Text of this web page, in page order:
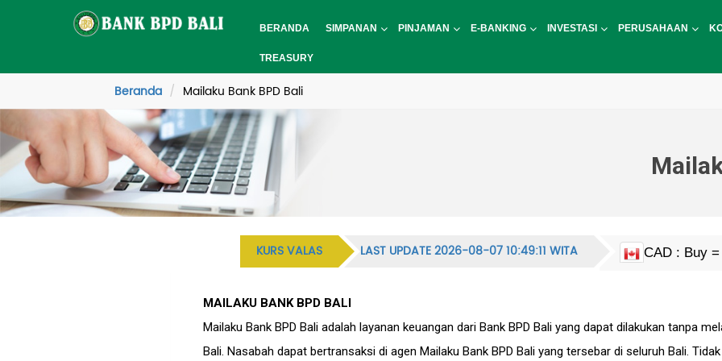
BERANDA SIMPANAN PINJAMAN E-BANKING INVESTASI PERUSAHAAN
TREASURY
Beranda Mailaku Bank BPD Bali
KURS VALAS LAST UPDATE 2026-08-07 10:49:11 WITA
CAD : Buy
MAILAKU BANK BPD BALI
Mailaku Bank BPD Bali adalah layanan keuangan dari Bank BPD Bali yang dapat dilakukan tanpa
Bali. Nasabah dapat bertransaksi di agen Mailaku Bank BPD Bali yang tersebar di seluruh Bali.